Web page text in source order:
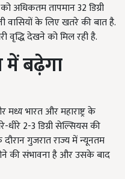
अधिकतम तापमान 32 डिग्री
के लिए खतरे की बात है.
वृद्धि देखने को मिल रही है.
में बढ़ेगा
भारत और महाराष्ट्र के
धीरे 2-3 डिग्री सेल्सियस की
गुजरात राज्य में न्यूनतम
की संभावना है और उसके बाद